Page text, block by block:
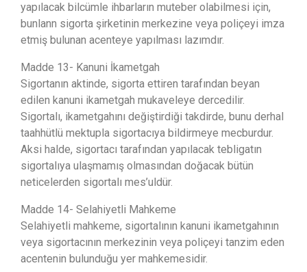
yapılacak bilcümle ihbarların muteber olabilmesi için,
bunlann sigorta şirketinin merkezine veya poliçeyi imza
etmiş bulunan acenteye yapılması lazımdır.
Madde 13- Kanuni İkametgah
Sigortanın aktinde, sigorta ettiren tarafından beyan
edilen kanuni ikametgah mukaveleye dercedilir.
Sigortalı, ikametgahını değiştirdiği takdirde, bunu derhal
taahhütlü mektupla sigortacıya bildirmeye mecburdur.
Aksi halde, sigortacı tarafından yapılacak tebligatın
sigortalıya ulaşmamış olmasından doğacak bütün
neticelerden sigortalı mes’uldür.
Madde 14- Selahiyetli Mahkeme
Selahiyetli mahkeme, sigortalının kanuni ikametgahının
veya sigortacının merkezinin veya poliçeyi tanzim eden
acentenin bulunduğu yer mahkemesidir.